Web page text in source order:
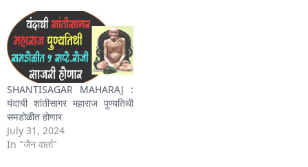
SHANTISAGAR MAHARAJ :
यंदाची शांतीसागर महाराज पुण्यतिथी
समडोळीत होणार
July 31, 2024
In "जैन वार्ता"